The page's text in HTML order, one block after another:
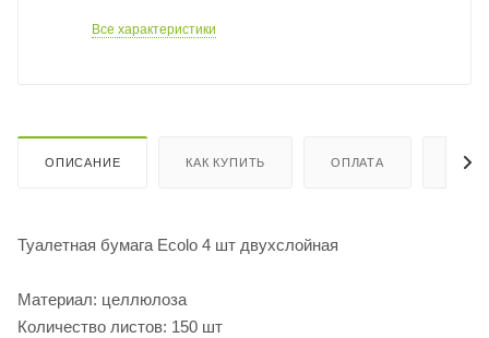
Все характеристики
ОПИСАНИЕ КАК КУПИТЬ ОПЛАТА
Туалетная бумага Ecolo 4 шт двухслойная
Материал: целлюлоза
Количество листов: 150 шт